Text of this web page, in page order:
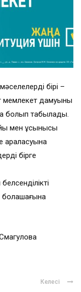
бірі –
мемлекет дамуының
болып табылады.
мен ұсынысы
араласуына
бірге
болашағына
Келесі